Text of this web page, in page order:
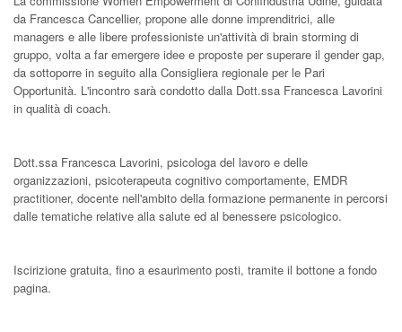
da Francesca Cancellier, propone alle donne imprenditrici, alle
managers e alle libere professioniste un'attività di brain storming di
gruppo, volta a far emergere idee e proposte per superare il gender gap,
da sottoporre in seguito alla Consigliera regionale per le Pari
Opportunità. L'incontro sarà condotto dalla Dott.ssa Francesca Lavorini
in qualità di coach.
Dott.ssa Francesca Lavorini, psicologa del lavoro e delle
organizzazioni, psicoterapeuta cognitivo comportamente, EMDR
practitioner, docente nell'ambito della formazione permanente in percorsi
dalle tematiche relative alla salute ed al benessere psicologico.
Iscirizione gratuita, fino a esaurimento posti, tramite il bottone a fondo
pagina.